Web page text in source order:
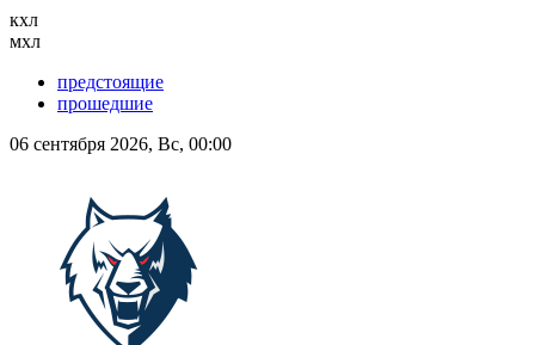
кхл
мхл
предстоящие
прошедшие
06 сентября 2026, Вс, 00:00